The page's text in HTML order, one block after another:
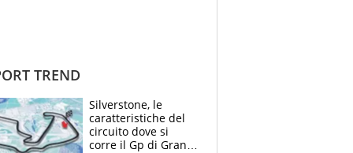
TREND
Silverstone, le
caratteristiche del
circuito dove si
corre il Gp di Gran